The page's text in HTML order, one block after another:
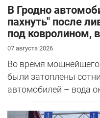
В Гродно
пахнуть" после
под ковролином,
07 августа 2026
Во время мощнейшего
были затоплены
автомобилей – вода